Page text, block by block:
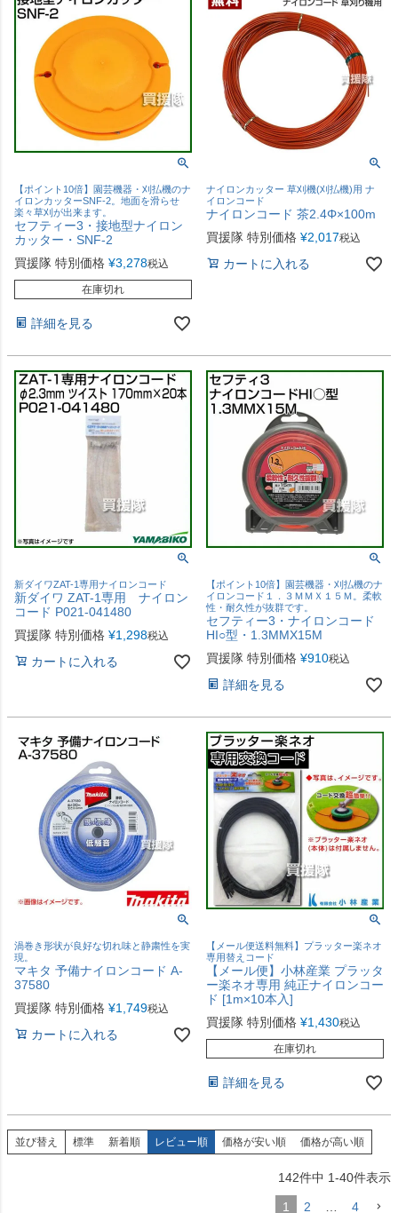
【ポイント10倍】園芸機器・刈払機のナ
イロンカッターSNF-2。地面を滑らせ
楽々草刈が出来ます。
セフティー3・接地型ナイロン
カッター・SNF-2
買援隊 特別価格 ¥3,278税込
在庫切れ
詳細を見る
ナイロンカッター 草刈機(刈払機)用 ナ
イロンコード
ナイロンコード 茶2.4Φ×100m
買援隊 特別価格 ¥2,017税込
カートに入れる
新ダイワZAT-1専用ナイロンコード
新ダイワ ZAT-1専用 ナイロン
コード P021-041480
買援隊 特別価格 ¥1,298税込
カートに入れる
【ポイント10倍】園芸機器・刈払機のナ
イロンコード１．３ＭＭＸ１５Ｍ。柔軟
性・耐久性が抜群です。
セフティー3・ナイロンコード
HI○型・1.3MMX15M
買援隊 特別価格 ¥910税込
詳細を見る
渦巻き形状が良好な切れ味と静粛性を実
現。
マキタ 予備ナイロンコード A-
37580
買援隊 特別価格 ¥1,749税込
カートに入れる
【メール便送料無料】プラッター楽ネオ
専用替えコード
【メール便】小林産業 プラッタ
ー楽ネオ専用 純正ナイロンコー
ド [1m×10本入]
買援隊 特別価格 ¥1,430税込
在庫切れ
詳細を見る
並び替え 標準 新着順 レビュー順 価格が安い順 価格が高い順
142件中 1-40件表示
1 2 4